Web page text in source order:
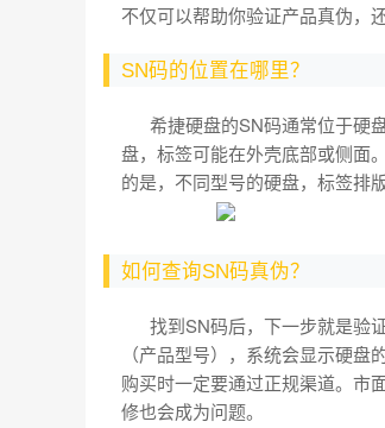
不仅可以帮助你验证产品真伪，
SN码的位置在哪里？
希捷硬盘的SN码通常位于硬
盘，标签可能在外壳底部或侧面
的是，不同型号的硬盘，标签排
如何查询SN码真伪？
找到SN码后，下一步就是验
（产品型号），系统会显示硬
购买时一定要通过正规渠道。市
修也会成为问题。